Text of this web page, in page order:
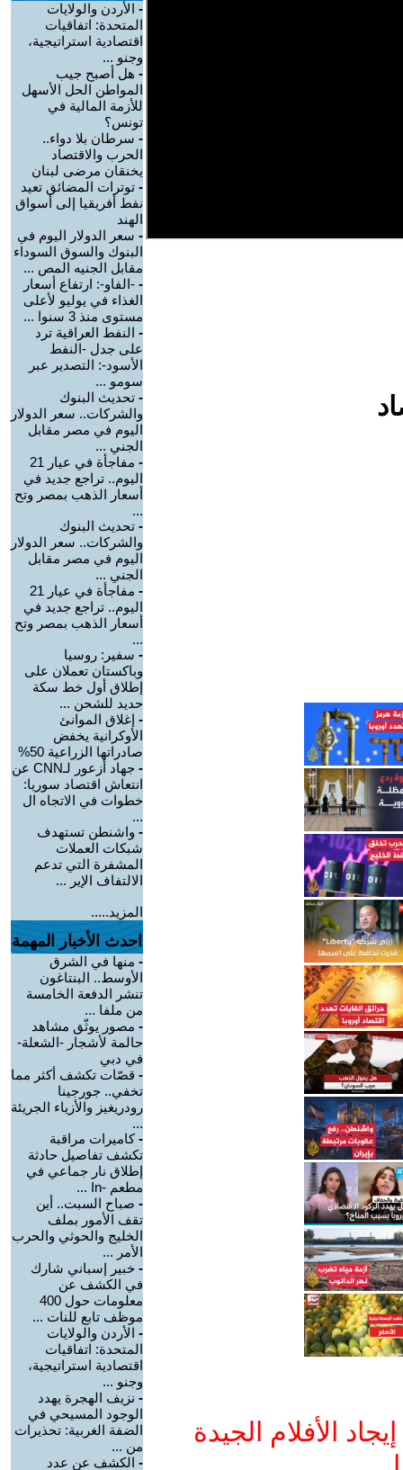
الأفلام الجيدة
- الأردن والولايات
المتحدة: اتفاقيات
اقتصادية استراتيجية،
وجنو ...
- هل أصبح جيب
المواطن الحل الأسهل
للأزمة المالية في
تونس؟
- سرطان بلا دواء..
الحرب والاقتصاد
يخنقان مرضى لبنان
- توترات المضائق تعيد
نفط أفريقيا إلى أسواق
الهند
- سعر الدولار اليوم في
البنوك والسوق السوداء
مقابل الجنيه المص ...
- -الفاو-: ارتفاع أسعار
الغذاء في يوليو لأعلى
مستوى منذ 3 سنوا ...
- النفط العراقية ترد
على جدل -النفط
الأسود-: التصدير عبر
سومو ...
- تحديث البنوك
والشركات.. سعر الدولار
اليوم في مصر مقابل
الجني ...
-
مفاجأة في عيار 21
اليوم.. تراجع جديد في
أسعار الذهب بمصر وتح
...
- تحديث البنوك
والشركات.. سعر الدولار
اليوم في مصر مقابل
الجني ...
-
مفاجأة في عيار 21
اليوم.. تراجع جديد في
أسعار الذهب بمصر وتح
...
- سفير: روسيا
وباكستان تعملان على
إطلاق أول خط سكة
حديد للشحن ...
- إغلاق الموانئ
الأوكرانية يخفض
صادراتها الزراعية 50%
-
جهاد أزعور لـCNN عن
انتعاش اقتصاد سوريا:
خطوات في الاتجاه ال
...
- واشنطن تستهدف
شبكات العملات
المشفرة التي تدعم
الالتفاف الإير ...
المزيد.....
احدث الأخبار المهمة
- منها في الشرق
الأوسط.. البنتاغون
تنشر الدفعة الخامسة
من ملفا ...
- مصور يوثّق مشاهد
حالمة لأشجار -الشعلة-
في دبي
- قصّات تكشف أكثر مما
تخفي.. جورجينا
رودريغيز والأزياء الجريئة
...
-كاميرات مراقبة
تكشف تفاصيل حادثة
إطلاق نار جماعي في
مطعم -In ...
- صباح السبت.. أين
تقف الأمور بملف
الخليج والحوثي والحرب
الأمر ...
- خبير إسباني شارك
في الكشف عن
معلومات حول 400
موظف تابع للنات ...
- الأردن والولايات
المتحدة: اتفاقيات
اقتصادية استراتيجية،
وجنو ...
- نزيف الهجرة يهدد
الوجود المسيحي في
الضفة الغربية: تحذيرات
من ...
- الكشف عن عدد